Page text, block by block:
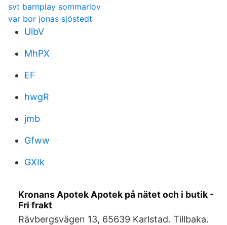
svt barnplay sommarlov
var bor jonas sjöstedt
UlbV
MhPX
EF
hwgR
jmb
Gfww
GXIk
Kronans Apotek Apotek på nätet och i butik -
Fri frakt
Rävbergsvägen 13, 65639 Karlstad. Tillbaka.